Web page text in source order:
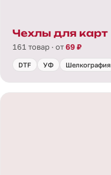
Чехлы для карт
161 товар · от69 ₽
DTF УФ Шелкография